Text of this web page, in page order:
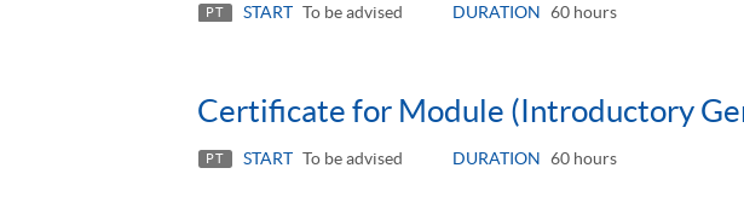
PT START To be advised DURATION 60 hours
Certificate for Module (Introductory
PT START To be advised DURATION 60 hours